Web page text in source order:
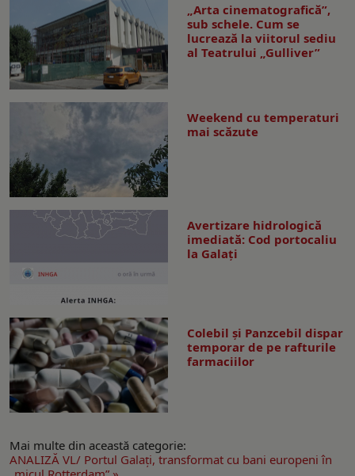
„Arta cinematografică”,
sub schele. Cum se
lucrează la viitorul sediu
al Teatrului „Gulliver”
Weekend cu temperaturi
mai scăzute
Avertizare hidrologică
imediată: Cod portocaliu
la Galaţi
Colebil și Panzcebil dispar
temporar de pe rafturile
farmaciilor
Mai multe din această categorie:
ANALIZĂ VL/ Portul Galaţi, transformat cu bani europeni în